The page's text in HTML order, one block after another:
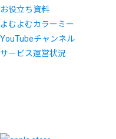
お役立ち資料
よむよむカラーミー
YouTubeチャンネル
サービス運営状況